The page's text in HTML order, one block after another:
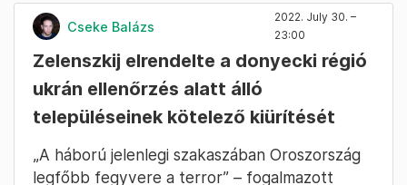
Cseke Balázs
2022. July 30. –
23:00
Zelenszkij elrendelte a donyecki régió
ukrán ellenőrzés alatt álló
településeinek kötelező kiürítését
„A háború jelenlegi szakaszában Oroszország
legfőbb fegyvere a terror” – fogalmazott